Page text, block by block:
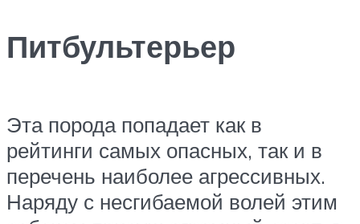
Питбультерьер
Эта порода попадает как в
рейтинги самых опасных, так и в
перечень наиболее агрессивных.
Наряду с несгибаемой волей этим